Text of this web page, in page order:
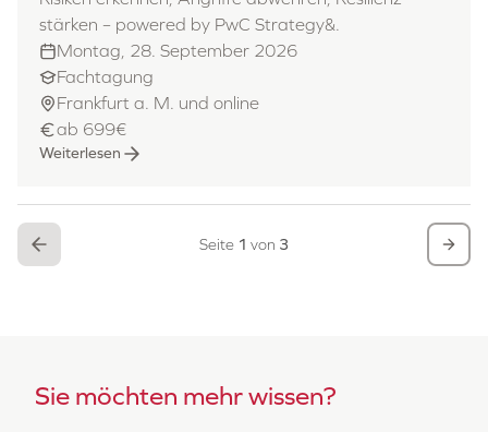
stärken – powered by PwC Strategy&.
Montag, 28. September 2026
Fachtagung
Frankfurt a. M. und online
ab 699€
Weiterlesen
Seite 1 von 3
Sie möchten mehr wissen?